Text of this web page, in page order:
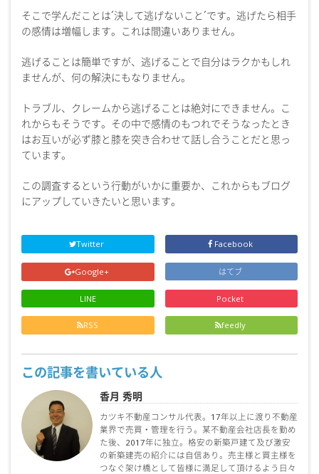
そこで学んだことは´決して逃げないこと´です。逃げたら相手
の感情は増幅します。これは間違いありません。
逃げることは簡単ですが、逃げることで自分はラクかもしれ
ませんが、何の解決にもなりません。
トラブル、クレームから逃げることは絶対にできません。こ
れからもそうです。その中で感情のもつれでそうなったとき
はお互いが必ず膝と膝を突き合わせて話し合うことだと思っ
ています。
この調査するという行動がいかに重要か、これからもブログ
にアップしていきたいと思います。
Twitter Facebook
Google+ はてブ
LINE Pocket
RSS feedly
この記事を書いている人
香月 秀明
カツキ不動産コンサル代表。17年以上に渡り不動産
業界で売買・管理を行う。某不動産会社店長を勤め
た後、2017年に独立。格安の新築戸建て及び激安
の新築建売の紹介には自信あり。売主様と買主様を
つなぐ架け橋として皆様に満足して頂けるよう日々